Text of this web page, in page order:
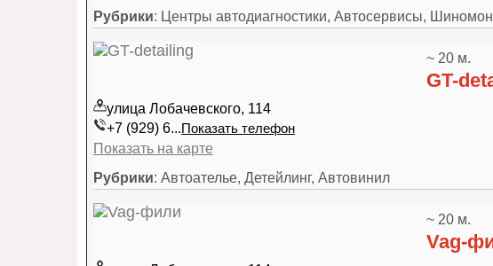
Рубрики: Центры автодиагностики, Автосервисы,
~ 20 м.
GT-
улица Лобачевского, 114
+7 (929) 6...Показать телефон
Показать на карте
Рубрики: Автоателье, Детейлинг, Автовинил
~ 20 м.
Vag-